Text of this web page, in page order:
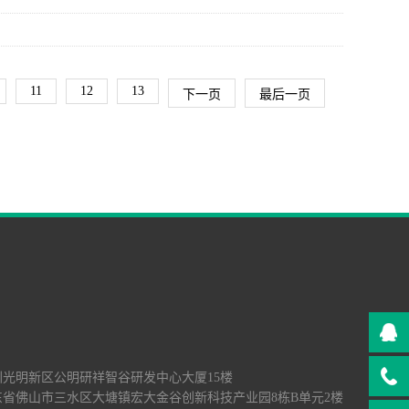
11 12 13 下一页 最后一页
明新区公明研祥智谷研发中心大厦15楼
佛山市三水区大塘镇宏大金谷创新科技产业园8栋B单元2楼